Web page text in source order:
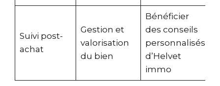
Suivi post-
achat
Gestion et
valorisation
du bien
Bénéficier
des conseils
personnalisés
d’Helvet
immo